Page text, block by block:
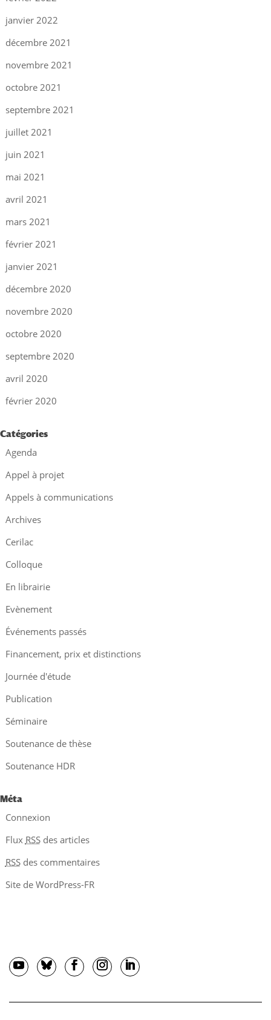
janvier 2022
décembre 2021
novembre 2021
octobre 2021
septembre 2021
juillet 2021
juin 2021
mai 2021
avril 2021
mars 2021
février 2021
janvier 2021
décembre 2020
novembre 2020
octobre 2020
septembre 2020
avril 2020
février 2020
Catégories
Agenda
Appel à projet
Appels à communications
Archives
Cerilac
Colloque
En librairie
Evènement
Événements passés
Financement, prix et distinctions
Journée d'étude
Publication
Séminaire
Soutenance de thèse
Soutenance HDR
Méta
Connexion
Flux RSSdes articles
RSSdes commentaires
Site de WordPress-FR